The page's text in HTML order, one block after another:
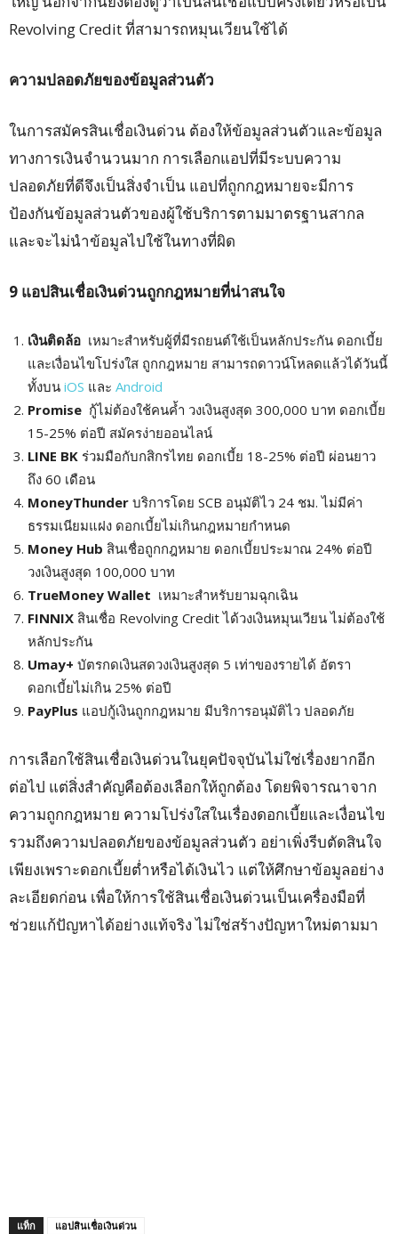
Revolving Credit ที่สามารถหมุนเวียนใช้ได้
ความปลอดภัยของข้อมูลส่วนตัว
ในการสมัครสินเชื่อเงินด่วน ต้องให้ข้อมูลส่วนตัวและข้อมูล
ทางการเงินจำนวนมาก การเลือกแอปที่มีระบบความ
ปลอดภัยที่ดีจึงเป็นสิ่งจำเป็น แอปที่ถูกกฎหมายจะมีการ
ป้องกันข้อมูลส่วนตัวของผู้ใช้บริการตามมาตรฐานสากล
และจะไม่นำข้อมูลไปใช้ในทางที่ผิด
9 แอปสินเชื่อเงินด่วนถูกกฎหมายที่น่าสนใจ
เงินติดล้อ เหมาะสำหรับผู้ที่มีรถยนต์ใช้เป็นหลักประกัน ดอกเบี้ย
และเงื่อนไขโปร่งใส ถูกกฎหมาย สามารถดาวน์โหลดแล้วได้วันนี้
ทั้งบน iOS และ Android
Promise กู้ไม่ต้องใช้คนค้ำ วงเงินสูงสุด 300,000 บาท ดอกเบี้ย
15-25% ต่อปี สมัครง่ายออนไลน์
LINE BK ร่วมมือกับกสิกรไทย ดอกเบี้ย 18-25% ต่อปี ผ่อนยาว
ถึง 60 เดือน
MoneyThunder บริการโดย SCB อนุมัติไว 24 ชม. ไม่มีค่า
ธรรมเนียมแฝง ดอกเบี้ยไม่เกินกฎหมายกำหนด
Money Hub สินเชื่อถูกกฎหมาย ดอกเบี้ยประมาณ 24% ต่อปี
วงเงินสูงสุด 100,000 บาท
TrueMoney Wallet เหมาะสำหรับยามฉุกเฉิน
FINNIX สินเชื่อ Revolving Credit ได้วงเงินหมุนเวียน ไม่ต้องใช้
หลักประกัน
Umay+ บัตรกดเงินสดวงเงินสูงสุด 5 เท่าของรายได้ อัตรา
ดอกเบี้ยไม่เกิน 25% ต่อปี
PayPlus แอปกู้เงินถูกกฎหมาย มีบริการอนุมัติไว ปลอดภัย
การเลือกใช้สินเชื่อเงินด่วนในยุคปัจจุบันไม่ใช่เรื่องยากอีก
ต่อไป แต่สิ่งสำคัญคือต้องเลือกให้ถูกต้อง โดยพิจารณาจาก
ความถูกกฎหมาย ความโปร่งใสในเรื่องดอกเบี้ยและเงื่อนไข
รวมถึงความปลอดภัยของข้อมูลส่วนตัว อย่าเพิ่งรีบตัดสินใจ
เพียงเพราะดอกเบี้ยต่ำหรือได้เงินไว แต่ให้ศึกษาข้อมูลอย่าง
ละเอียดก่อน เพื่อให้การใช้สินเชื่อเงินด่วนเป็นเครื่องมือที่
ช่วยแก้ปัญหาได้อย่างแท้จริง ไม่ใช่สร้างปัญหาใหม่ตามมา
แท็ก แอปสินเชื่อเงินด่วน